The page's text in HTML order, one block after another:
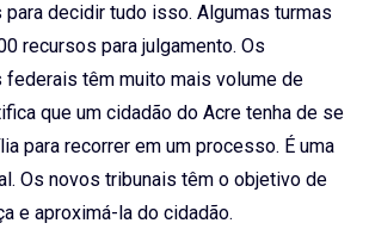
decidir tudo isso. Algumas turmas
recursos para julgamento. Os
federais têm muito mais volume de
que um cidadão do Acre tenha de se
para recorrer em um processo. É uma
Os novos tribunais têm o objetivo de
e aproximá-la do cidadão.